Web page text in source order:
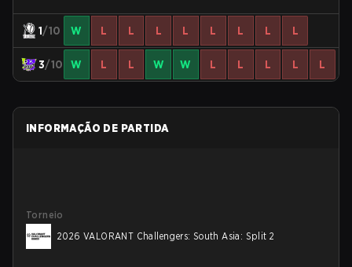
1/10 W L L L L L L L L
3/10 W L L W W L L L L L
INFORMAÇÃO DE PARTIDA
Torneio
2026 VALORANT Challengers: South Asia: Split 2